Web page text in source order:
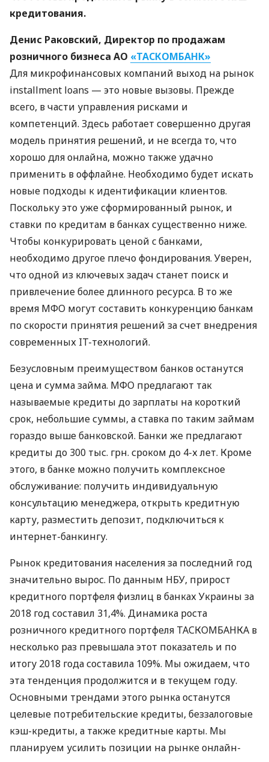
кредитования.
Денис Раковский, Директор по продажам
розничного бизнеса АО «ТАСКОМБАНК»
Для микрофинансовых компаний выход на рынок
installment loans — это новые вызовы. Прежде
всего, в части управления рисками и
компетенций. Здесь работает совершенно другая
модель принятия решений, и не всегда то, что
хорошо для онлайна, можно также удачно
применить в оффлайне. Необходимо будет искать
новые подходы к идентификации клиентов.
Поскольку это уже сформированный рынок, и
ставки по кредитам в банках существенно ниже.
Чтобы конкурировать ценой c банками,
необходимо другое плечо фондирования. Уверен,
что одной из ключевых задач станет поиск и
привлечение более длинного ресурса. В то же
время МФО могут составить конкуренцию банкам
по скорости принятия решений за счет внедрения
современных IT-технологий.
Безусловным преимуществом банков останутся
цена и сумма займа. МФО предлагают так
называемые кредиты до зарплаты на короткий
срок, небольшие суммы, а ставка по таким займам
гораздо выше банковской. Банки же предлагают
кредиты до 300 тыс. грн. сроком до 4-х лет. Кроме
этого, в банке можно получить комплексное
обслуживание: получить индивидуальную
консультацию менеджера, открыть кредитную
карту, разместить депозит, подключиться к
интернет-банкингу.
Рынок кредитования населения за последний год
значительно вырос. По данным НБУ, прирост
кредитного портфеля физлиц в банках Украины за
2018 год составил 31,4%. Динамика роста
розничного кредитного портфеля ТАСКОМБАНКА в
несколько раз превышала этот показатель и по
итогу 2018 года составила 109%. Мы ожидаем, что
эта тенденция продолжится и в текущем году.
Основными трендами этого рынка останутся
целевые потребительские кредиты, беззалоговые
кэш-кредиты, а также кредитные карты. Мы
планируем усилить позиции на рынке онлайн-